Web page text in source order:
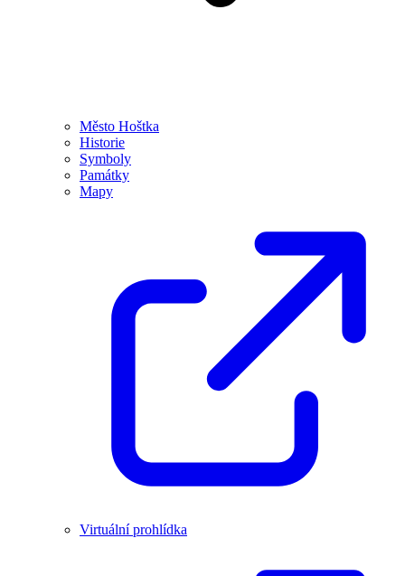
Město Hoštka
Historie
Symboly
Památky
Mapy
Virtuální prohlídka